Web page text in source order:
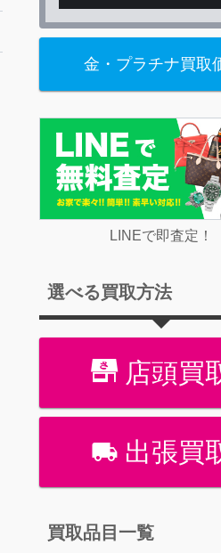
金・プラチナ買取
LINEで即査定！
選べる買取方法
店頭買
出張買
買取品目一覧